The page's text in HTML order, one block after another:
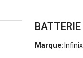
Marque: Infinix